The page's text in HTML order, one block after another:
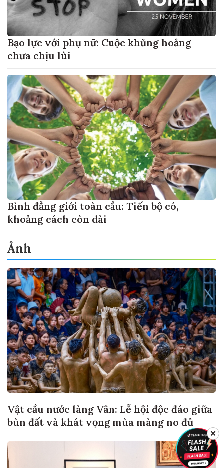
Bạo lực với phụ nữ: Cuộc khủng hoảng
chưa chịu lùi
Bình đẳng giới toàn cầu: Tiến bộ có,
khoảng cách còn dài
Ảnh
Vật cầu nước làng Vân: Lễ hội độc đáo giữa
bùn đất và khát vọng mùa màng no đủ
✕